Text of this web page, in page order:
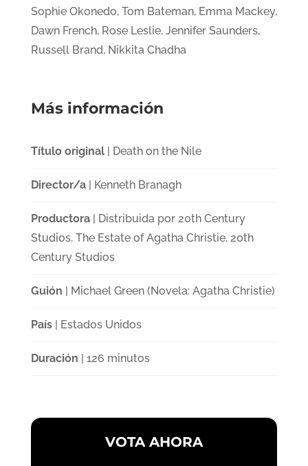
Sophie Okonedo, Tom Bateman, Emma Mackey,
Dawn French, Rose Leslie, Jennifer Saunders,
Russell Brand, Nikkita Chadha
Más información
Título original| Death on the Nile
Director/a| Kenneth Branagh
Productora| Distribuida por 20th Century
Studios. The Estate of Agatha Christie, 20th
Century Studios
Guión | Michael Green (Novela: Agatha Christie)
País| Estados Unidos
Duración | 126 minutos
VOTA AHORA